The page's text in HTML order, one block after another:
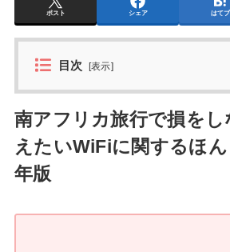
ポスト シェア はてブ
目次 [表示]
南アフリカ旅行で損を
えたいWiFiに関するほ
年版